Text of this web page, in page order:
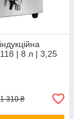
| 8 л | 3,25
310 ₴